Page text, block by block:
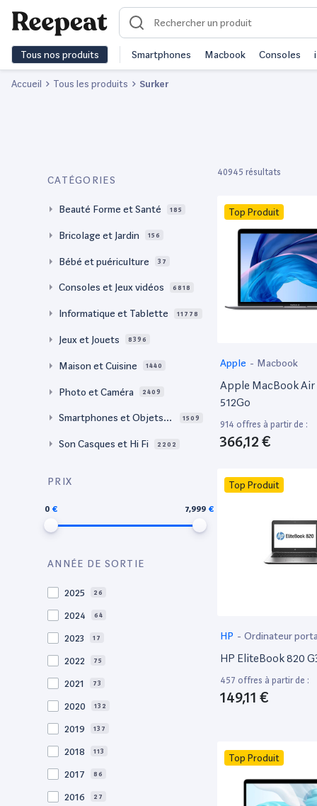
Tous nos produits Smartphones Macbook Consoles
Accueil Tous les produits Surker
CATÉGORIES
Beauté Forme et Santé 185
Bricolage et Jardin 156
Bébé et puériculture 37
Consoles et Jeux vidéos 6818
Informatique et Tablette 11778
Jeux et Jouets 8396
Maison et Cuisine 1440
Photo et Caméra 2409
Smartphones et Objets c
1509
Son Casques et Hi Fi 2202
PRIX
0 7,999
ANNÉE DE SORTIE
2025 26
2024 64
2023 17
2022 75
2021 73
2020 132
2019 137
2018 113
2017 86
2016 27
40945 résultats
Top Produit
Apple - Macbook
Apple MacBook Air
512Go
914 offres à partir de :
366,12 €
Top Produit
HP - Ordinateur
HP EliteBook 820
457 offres à partir de :
149,11 €
Top Produit